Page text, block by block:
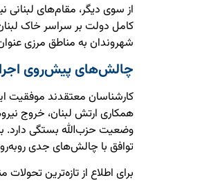
از سوی دیگر، مقام‌های لبنانی
کامل دولت بر سراسر خاک
شهروندان به مناطق مرزی
چالش‌های پیش‌روی
کارشناسان معتقدند موفقیت
همکاری ارتش لبنان، خروج
وضعیت حزب‌الله بستگی دارد.
توافق با چالش‌های جدی
برای اطلاع از تازه‌ترین تحولات